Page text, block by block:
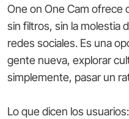
One on One Cam ofrece
sin filtros, sin la molestia
redes sociales. Es una
gente nueva, explorar
simplemente, pasar un
Lo que dicen los usuarios: